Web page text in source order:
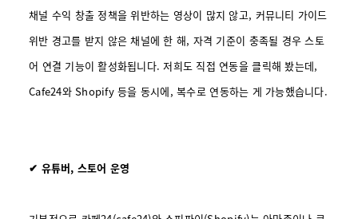
채널 수익 창출 정책을 위반하는 영상이 많지 않고, 커뮤니티 가이드
위반 경고를 받지 않은 채널에 한 해, 자격 기준이 충족될 경우 스토
어 연결 기능이 활성화됩니다. 저희도 직접 연동을 클릭해 봤는데,
Cafe24와 Shopify 등을 동시에, 복수로 연동하는 게 가능했습니다.
✔ 유튜버, 스토어 운영